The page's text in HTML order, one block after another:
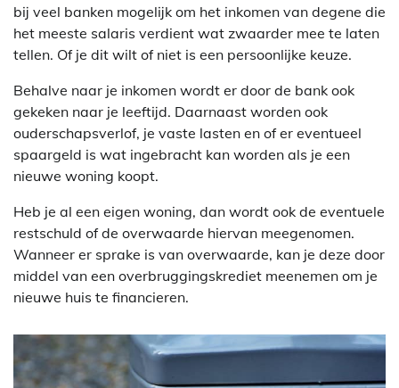
bij veel banken mogelijk om het inkomen van degene die
het meeste salaris verdient wat zwaarder mee te laten
tellen. Of je dit wilt of niet is een persoonlijke keuze.
Behalve naar je inkomen wordt er door de bank ook
gekeken naar je leeftijd. Daarnaast worden ook
ouderschapsverlof, je vaste lasten en of er eventueel
spaargeld is wat ingebracht kan worden als je een
nieuwe woning koopt.
Heb je al een eigen woning, dan wordt ook de eventuele
restschuld of de overwaarde hiervan meegenomen.
Wanneer er sprake is van overwaarde, kan je deze door
middel van een overbruggingskrediet meenemen om je
nieuwe huis te financieren.